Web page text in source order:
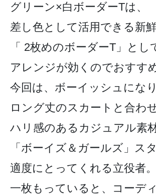
グリーン×白ボーダーTは、
差し色として活用できる新鮮
「 2枚めのボーダーT」とし
アレンジが効くのでおすす
今回は、ボーイッシュにな
ロング丈のスカートと合わ
ハリ感のあるカジュアル素
「ボーイズ＆ガールズ」ス
適度にとってくれる立役者。
一枚もっていると、コーデ